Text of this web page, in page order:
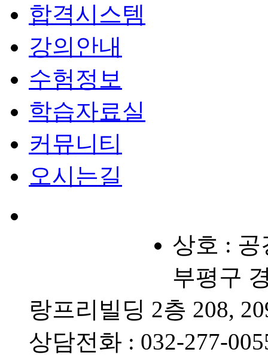
합격시스템
강의안내
수험정보
학습자료실
커뮤니티
오시는길
상호 :
부평구
랑프리빌딩 2층 208,
상담전화 : 032-277-